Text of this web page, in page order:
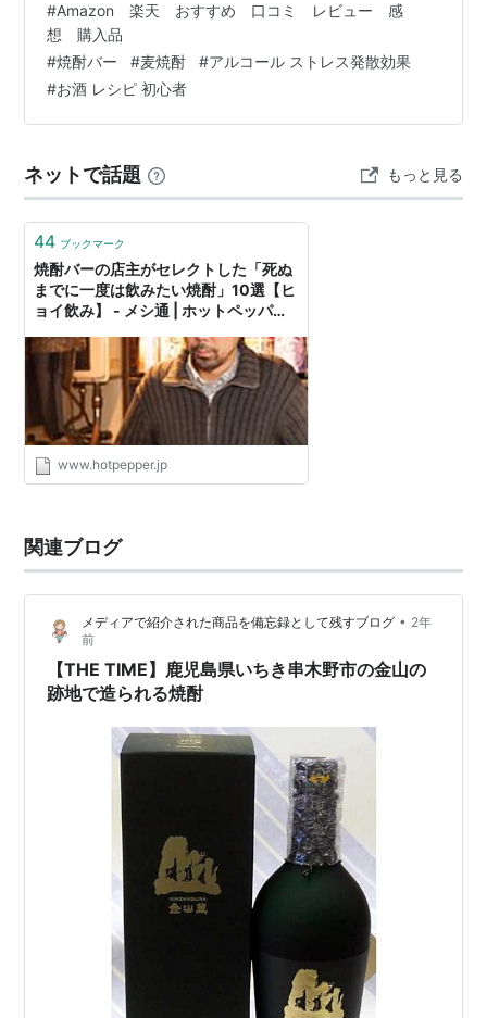
Amazonで高評価のおすすめ麦焼酎3選をご紹介します。
これを読めば、あなたも麦焼酎マスターになれること間
酎は大きく分けて「甲類」と「乙類」に分類されます。
麦焼酎もこの2つに分かれ、それぞれに特徴があります。
#Amazon 楽天 おすすめ 口コミ レビュー 感
想 購入品
#焼酎バー #麦焼酎 #アルコール ストレス発散効果
#お酒 レシピ 初心者
ネットで話題 もっと見る
44 ブックマーク
焼酎バーの店主がセレクトした「死ぬ
までに一度は飲みたい焼酎」10選【ヒ
ョイ飲み】 - メシ通 | ホットペッパー
www.hotpepper.jp
関連ブログ
メディアで紹介された商品を備忘録として残すブログ • 2年
前
【THE TIME】鹿児島県いちき串木野市の金山の
跡地で造られる焼酎